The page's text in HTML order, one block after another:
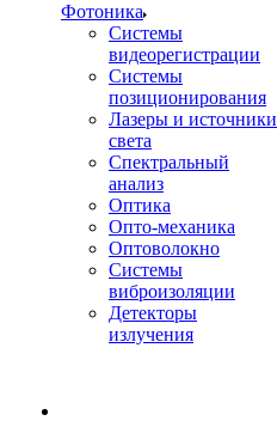
Фотоника
Cистемы
видеорегистрации
Системы
позиционирования
Лазеры и источники
света
Спектральный
анализ
Оптика
Опто-механика
Оптоволокно
Системы
виброизоляции
Детекторы
излучения